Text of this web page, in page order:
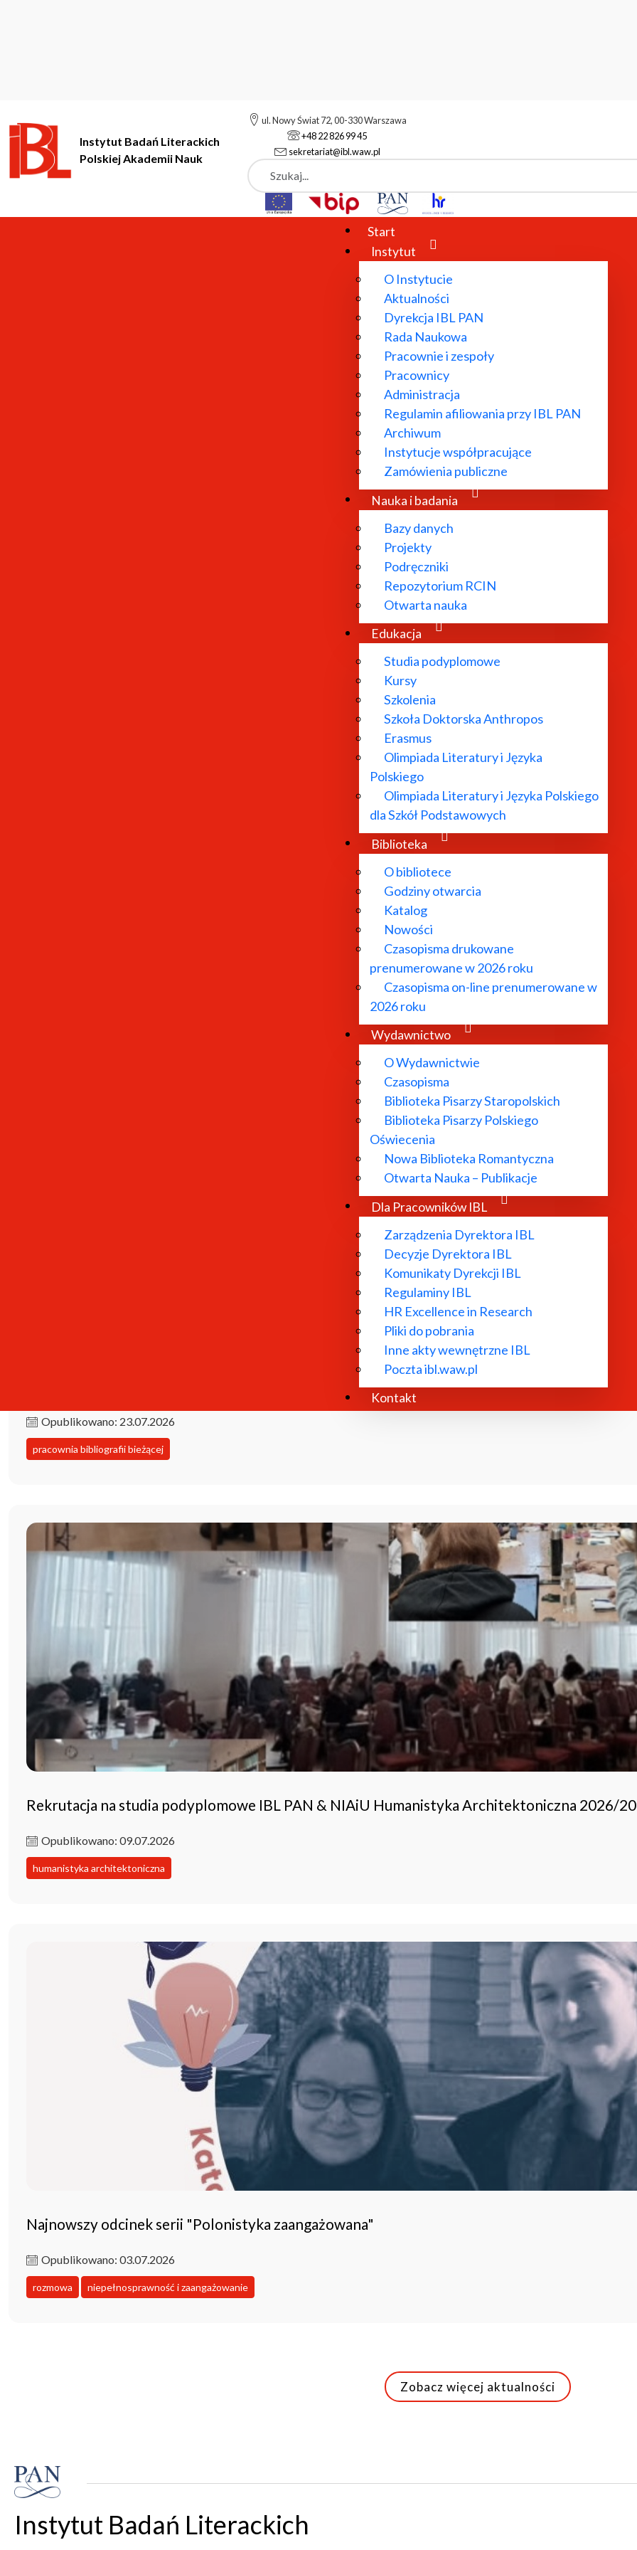
Instytut Badań Literackich
Polskiej Akademii Nauk
ul. Nowy Świat 72, 00-330 Warszawa
+48 22 826 99 45
sekretariat@ibl.waw.pl
Szukaj
Start
Instytut
O Instytucie
Aktualności
Dyrekcja IBL PAN
Rada Naukowa
Pracownie i zespoły
Pracownicy
Administracja
Regulamin afiliowania przy IBL PAN
Archiwum
Instytucje współpracujące
Zamówienia publiczne
Nauka i badania
Bazy danych
Projekty
Podręczniki
Repozytorium RCIN
Otwarta nauka
Edukacja
Studia podyplomowe
Kursy
Szkolenia
Szkoła Doktorska Anthropos
Erasmus
Olimpiada Literatury i Języka
Polskiego
Olimpiada Literatury i Języka Polskiego
dla Szkół Podstawowych
Biblioteka
O bibliotece
Godziny otwarcia
Katalog
Nowości
Czasopisma drukowane
prenumerowane w 2026 roku
Czasopisma on-line prenumerowane w
2026 roku
Wydawnictwo
O Wydawnictwie
Czasopisma
Biblioteka Pisarzy Staropolskich
Biblioteka Pisarzy Polskiego
Oświecenia
Nowa Biblioteka Romantyczna
Otwarta Nauka – Publikacje
Dla Pracowników IBL
Zarządzenia Dyrektora IBL
Decyzje Dyrektora IBL
Komunikaty Dyrekcji IBL
Regulaminy IBL
HR Excellence in Research
Pliki do pobrania
Inne akty wewnętrzne IBL
Poczta ibl.waw.pl
Kontakt
Instytut Badań Literackich PAN został powołany w
prowadzonych w Instytucie jest historia literatury
polskiej, a także rozbudowane prace bibliograficzne i
dokumentacyjne, leksykograficzne oraz edytorskie.
Opublikowano: 23.07.2026
pracownia bibliografii bieżącej
Rekrutacja na studia podyplomowe IBL PAN & NIAiU Humanistyka Architektoniczna 2026/
Opublikowano: 09.07.2026
humanistyka architektoniczna
Najnowszy odcinek serii "Polonistyka zaangażowana"
Opublikowano: 03.07.2026
rozmowa niepełnosprawność i zaangażowanie
Zobacz więcej aktualności
Instytut Badań Literackich